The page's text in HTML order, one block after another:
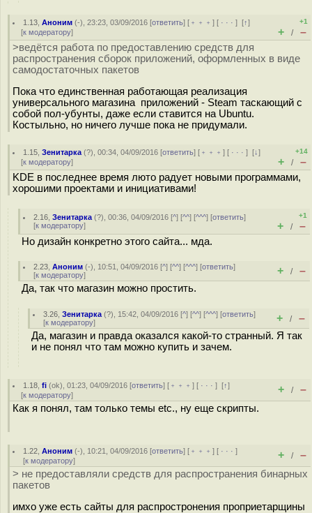
1.13 ,Аноним (-), 23:23, 03/09/2016 [ответить] [ ﹢﹢﹢] [ · · ·][↑]
[к модератору]
+1
+ / –
>ведётся работа по предоставлению средств для
распространения сборок приложений, оформленных в виде
самодостаточных пакетов
Пока что единственная работающая реализация
универсального магазина приложений - Steam таскающий с
собой пол-убунты, даже если ставится на Ubuntu.
Костыльно, но ничего лучше пока не придумали.
1.15 ,Зенитарка (?), 00:34, 04/09/2016 [ответить] [ ﹢﹢﹢] [ · · ·][↓]
[к модератору]
+14
+ / –
KDE в последнее время люто радует новыми программами,
хорошими проектами и инициативами!
2.16 ,Зенитарка (?), 00:36, 04/09/2016 [^] [^^] [^^^] [ответить]
[к модератору]
+1
+ / –
Но дизайн конкретно этого сайта... мда.
2.23 ,Аноним (-), 10:51, 04/09/2016 [^] [^^] [^^^] [ответить]
[к модератору] + / –
Да, так что магазин можно простить.
3.26 ,Зенитарка (?), 15:42, 04/09/2016 [^] [^^] [^^^] [ответить]
[к модератору] + / –
Да, магазин и правда оказался какой-то странный. Я так
и не понял что там можно купить и зачем.
1.18 ,fi (ok), 01:23, 04/09/2016 [ответить] [ ﹢﹢﹢] [ · · ·][↑]
[к модератору] + / –
Как я понял, там только темы etc., ну еще скрипты.
1.22 ,Аноним (-), 10:21, 04/09/2016 [ответить] [ ﹢﹢﹢] [ · · ·]
[к модератору] + / –
> не предоставляли средств для распространения бинарных
пакетов
имхо уже есть сайты для распростронения проприетарщины